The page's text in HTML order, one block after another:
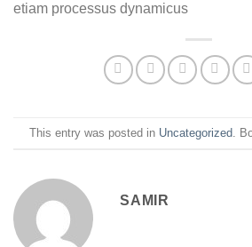
etiam processus dynamicus
This entry was posted in Uncategorized .
SAMIR